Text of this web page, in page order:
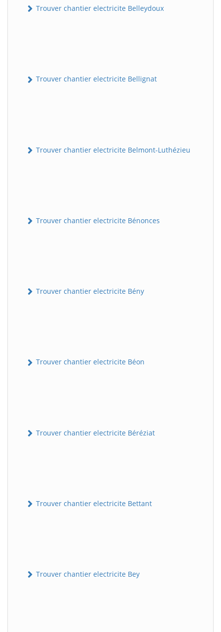
Trouver chantier electricite Belleydoux
Trouver chantier electricite Bellignat
Trouver chantier electricite Belmont-Luthézieu
Trouver chantier electricite Bénonces
Trouver chantier electricite Bény
Trouver chantier electricite Béon
Trouver chantier electricite Béréziat
Trouver chantier electricite Bettant
Trouver chantier electricite Bey